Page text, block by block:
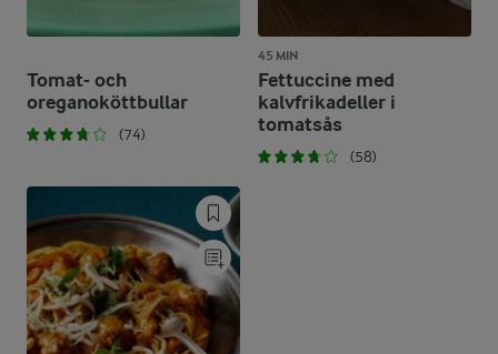
Tomat- och
oreganoköttbullar
(74)
45 MIN
Fettuccine med
kalvfrikadeller i
tomatsås
(58)